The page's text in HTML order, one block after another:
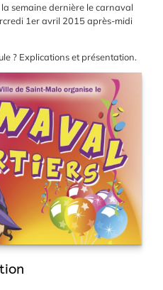
semaine dernière le carnaval
1er avril 2015 après-midi
? Explications et présentation.